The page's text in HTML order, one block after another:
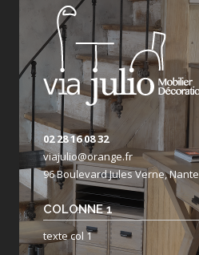
02 28 16 08 32
viajulio@orange.fr
96 Boulevard Jules Verne,
COLONNE 1
texte col 1